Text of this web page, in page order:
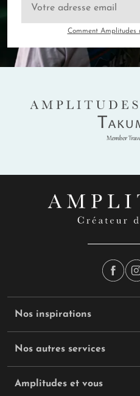
Comment Amplitudes
AMPLITUDES
Nos inspirations
Nos autres services
Amplitudes et vous